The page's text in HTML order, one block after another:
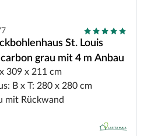
St. Louis
grau mit 4 m Anbau
309 x 211 cm
B x T: 280 x 280 cm
mit Rückwand